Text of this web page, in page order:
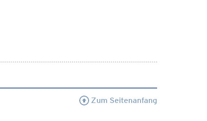
Zum Seitenanfang